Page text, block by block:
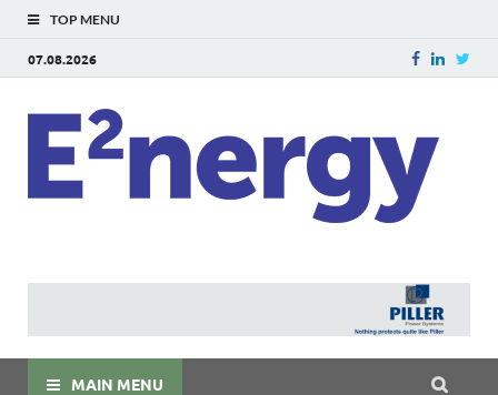
TOP MENU
07.08.2026
MAIN MENU